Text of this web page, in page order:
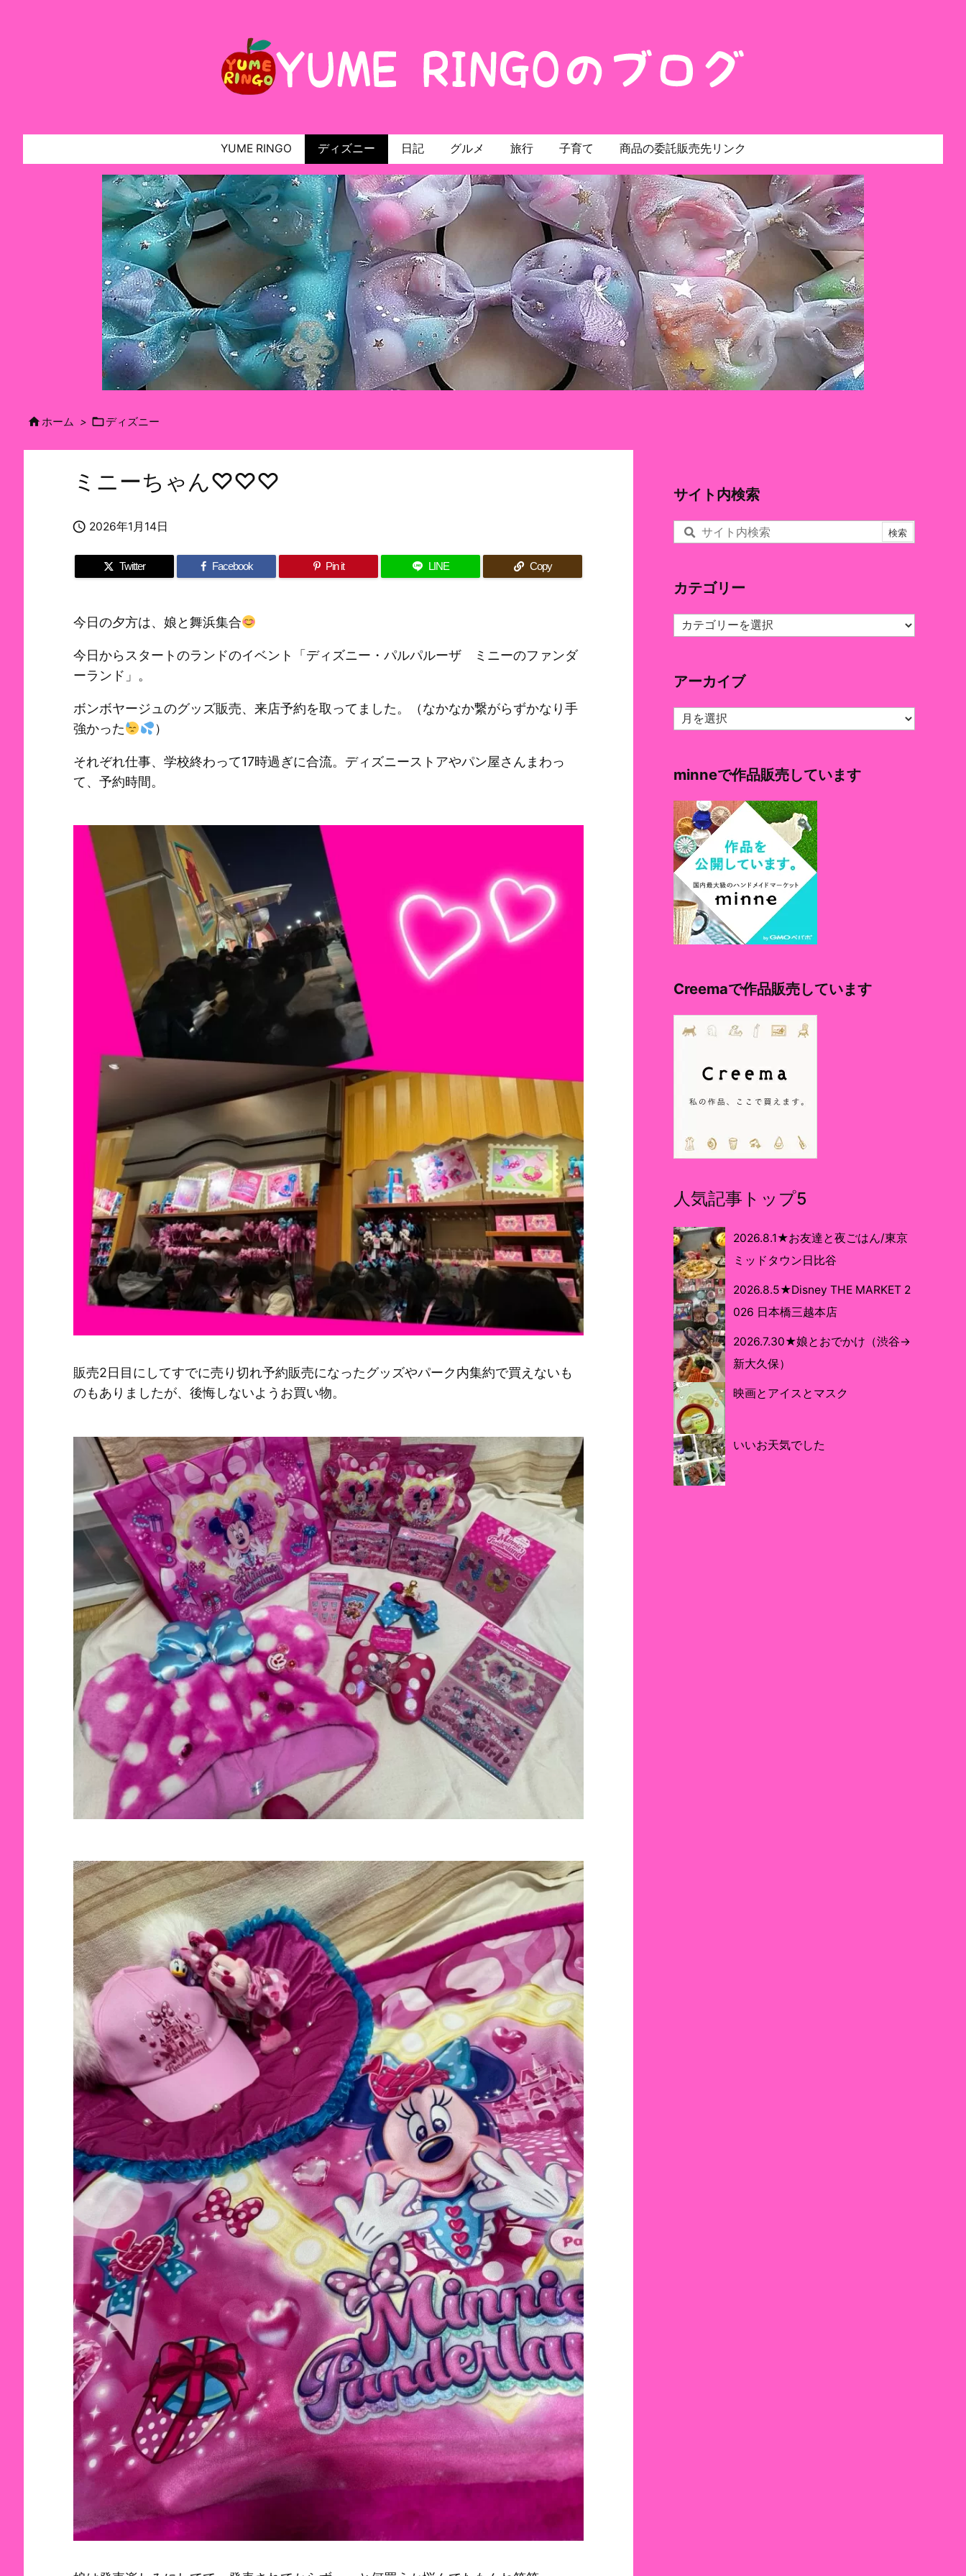
YUME RINGO ディズニー 日記 グルメ 旅行 子育て 商品の委託販売先リンク
ホーム > ディズニー
ミニーちゃん♡♡♡
 2026年1月14日
Twitter Facebook Pin it LINE Copy
今日の夕方は、娘と舞浜集合
今日からスタートのランドのイベント「ディズニー・パルパルーザ ミニーのファンダ
ーランド」。
ボンボヤージュのグッズ販売、来店予約を取ってました。（なかなか繋がらずかなり手
強かった
）
それぞれ仕事、学校終わって17時過ぎに合流。ディズニーストアやパン屋さんまわっ
て、予約時間。
販売2日目にしてすでに売り切れ予約販売になったグッズやパーク内集約で買えないも
のもありましたが、後悔しないようお買い物。
サイト内検索
カテゴリー
カ
テ
ー
アーカイブ
ア
ー
ブ
minneで作品販売しています
Creemaで作品販売しています
人気記事トップ5
2026.8.1★お友達と夜ごはん/東京
ミッドタウン日比谷
2026.8.5★Disney THE MARKET 2
026 日本橋三越本店
2026.7.30★娘とおでかけ（渋谷→
新大久保）
映画とアイスとマスク
いいお天気でした